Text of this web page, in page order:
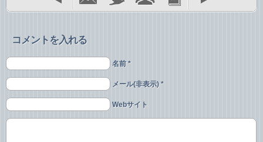
コメントを入れる
名前 *
メール(非表示) *
Webサイト